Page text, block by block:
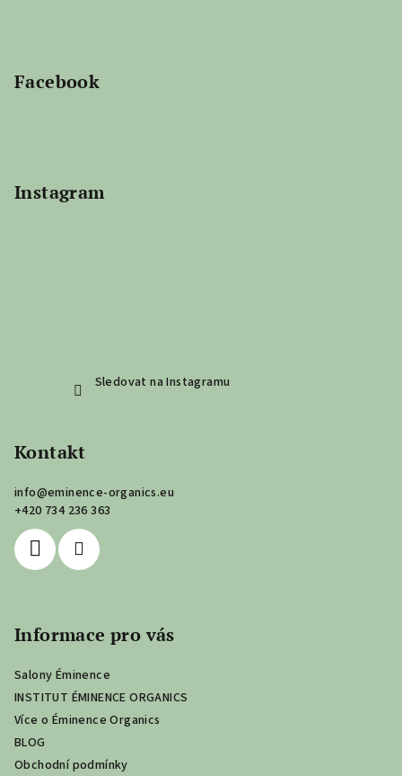
Facebook
Instagram
Sledovat na Instagramu
Kontakt
info@eminence-organics.eu
+420 734 236 363
Informace pro vás
Salony Éminence
INSTITUT ÉMINENCE ORGANICS
Více o Éminence Organics
BLOG
Obchodní podmínky